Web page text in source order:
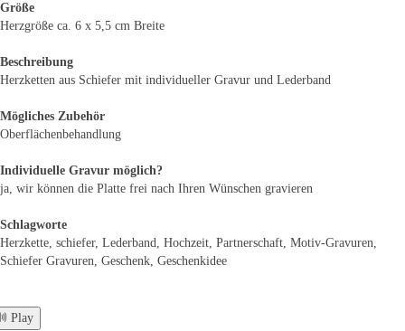
Größe
Herzgröße ca. 6 x 5,5 cm Breite
Beschreibung
Herzketten aus Schiefer mit individueller Gravur und Lederband
Mögliches Zubehör
Oberflächenbehandlung
Individuelle Gravur möglich?
ja, wir können die Platte frei nach Ihren Wünschen gravieren
Schlagworte
Herzkette, schiefer, Lederband, Hochzeit, Partnerschaft, Motiv-Gravuren,
Schiefer Gravuren, Geschenk, Geschenkidee
Play